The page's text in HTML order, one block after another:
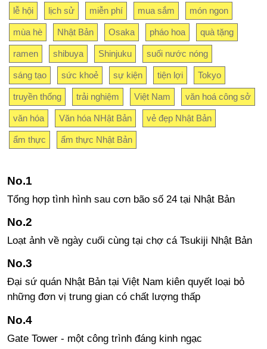
lễ hội lịch sử miễn phí mua sắm món ngon
mùa hè Nhật Bản Osaka pháo hoa quà tặng
ramen shibuya Shinjuku suối nước nóng
sáng tạo sức khoẻ sự kiện tiện lợi Tokyo
truyền thống trải nghiệm Việt Nam văn hoá công sở
văn hóa Văn hóa NHật Bản vẻ đẹp Nhật Bản
ẩm thực ẩm thực Nhật Bản
Tổng hợp tình hình sau cơn bão số 24 tại Nhật Bản
Loạt ảnh về ngày cuối cùng tại chợ cá Tsukiji Nhật Bản
Đại sứ quán Nhật Bản tại Việt Nam kiên quyết loại bỏ
những đơn vị trung gian có chất lượng thấp
Gate Tower - một công trình đáng kinh ngạc